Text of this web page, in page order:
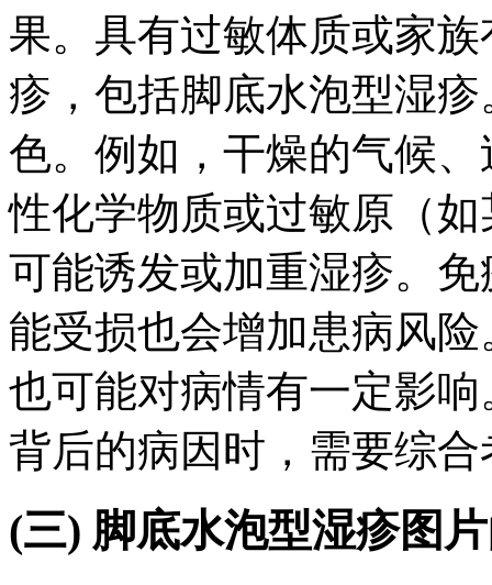
果。具有过敏体质或家
疹，包括脚底水泡型湿
色。例如，干燥的气候
性化学物质或过敏原（
可能诱发或加重湿疹。
能受损也会增加患病风
也可能对病情有一定影
背后的病因时，需要综
(三) 脚底水泡型湿疹图